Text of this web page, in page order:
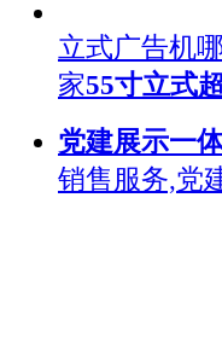
立式广告机
家55寸立式
党建展示一
销售服务,党